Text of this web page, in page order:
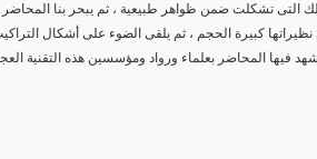
التى تشكلت ضمن ظواهر طبيعية ، ثم يبحر بنا المحاضر
كبيرة الحجم ، ثم يلقى الضوء على أشكال
فيها المحاضر بعلماء ورواد ومؤسسين هذه التقنية